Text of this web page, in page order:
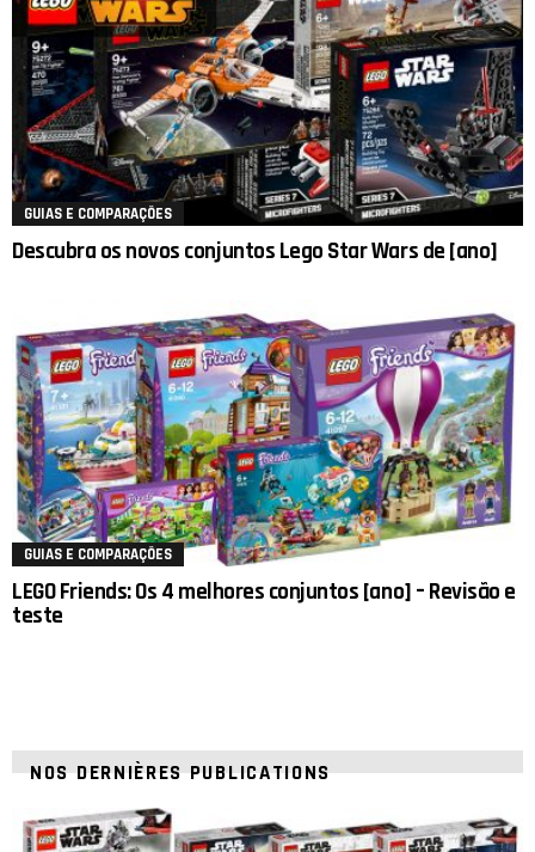
GUIAS E COMPARAÇÕES
Descubra os novos conjuntos Lego Star Wars de [ano]
GUIAS E COMPARAÇÕES
LEGO Friends: Os 4 melhores conjuntos [ano] – Revisão e
teste
NOS DERNIÈRES PUBLICATIONS